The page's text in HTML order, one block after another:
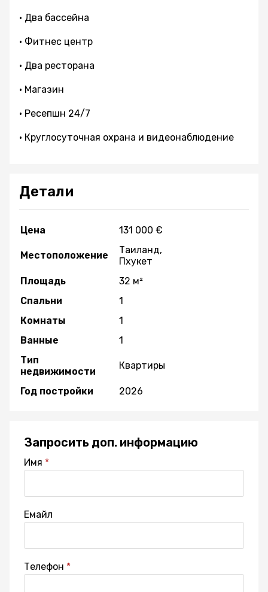
• Два бассейна
• Фитнес центр
• Два ресторана
• Магазин
• Ресепшн 24/7
• Круглосуточная охрана и видеонаблюдение
Детали
Цена 131 000 €
Местоположение
Таиланд,
Пхукет
Площадь
32 м²
Спальни
1
Комнаты
1
Ванные
1
Тип
недвижимости
Квартиры
Год постройки 2026
Запросить доп. информацию
Имя
Емайл
Телефон